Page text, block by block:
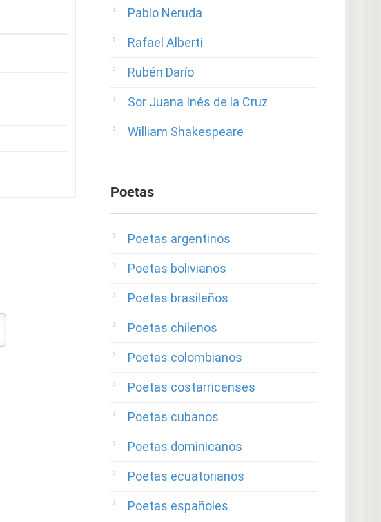
Pablo Neruda
Rafael Alberti
Rubén Darío
Sor Juana Inés de la Cruz
William Shakespeare
Poetas
Poetas argentinos
Poetas bolivianos
Poetas brasileños
Poetas chilenos
Poetas colombianos
Poetas costarricenses
Poetas cubanos
Poetas dominicanos
Poetas ecuatorianos
Poetas españoles